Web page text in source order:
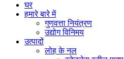
घर
हमारे बारे में
गुणवत्ता नियंत्रण
उद्योग विनिमय
उत्पादों
लोह के नल